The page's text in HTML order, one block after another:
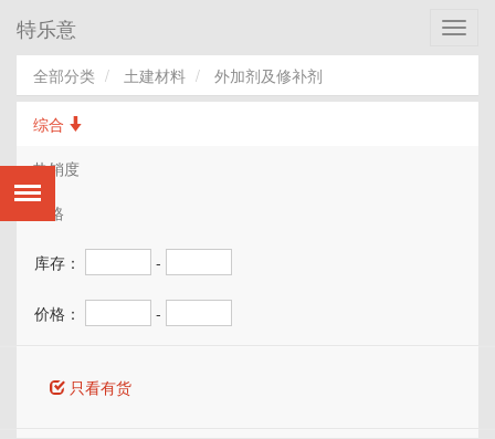
特乐意
全部分类 土建材料 外加剂及修补剂
综合
热销度
价格
库存： -
价格： -
只看有货